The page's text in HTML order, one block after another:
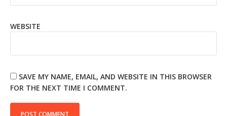
WEBSITE
SAVE MY NAME, EMAIL, AND WEBSITE IN THIS BROWSER
FOR THE NEXT TIME I COMMENT.